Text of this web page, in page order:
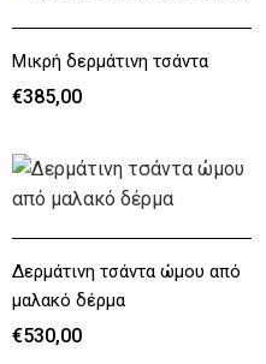
Μικρή δερμάτινη τσάντα
€385,00
Δερμάτινη τσάντα ώμου από
μαλακό δέρμα
€530,00